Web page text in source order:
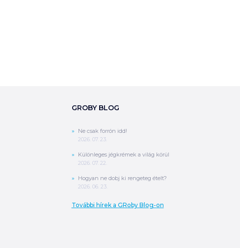
ÖSSZESEN
GROBY BLOG
Ne csak forrón idd!
2026. 07. 23.
Különleges jégkrémek a világ körül
2026. 07. 22.
Hogyan ne dobj ki rengeteg ételt?
2026. 06. 23.
További hírek a GRoby Blog-on